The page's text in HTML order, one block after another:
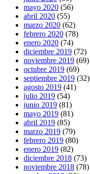
mayo 2020 (56)
abril 2020 (55)
marzo 2020 (62)
febrero 2020 (78)
enero 2020 (74)
diciembre 2019 (72)
noviembre 2019 (69)
octubre 2019 (69)
septiembre 2019 (32)
agosto 2019 (41)
julio 2019 (54)
junio 2019 (81)
mayo 2019 (81)
abril 2019 (85)
marzo 2019 (79)
febrero 2019 (80)
enero 2019 (82)
diciembre 2018 (73)
noviembre 2018 (78)